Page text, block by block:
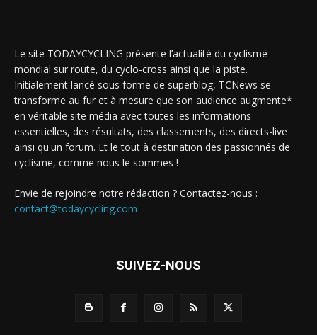
Le site TODAYCYCLING présente l’actualité du cyclisme
mondial sur route, du cyclo-cross ainsi que la piste.
Initialement lancé sous forme de superblog, TCNews se
transforme au fur et à mesure que son audience augmente*
en véritable site média avec toutes les informations
essentielles, des résultats, des classements, des directs-live
ainsi qu'un forum. Et le tout à destination des passionnés de
cyclisme, comme nous le sommes !
Envie de rejoindre notre rédaction ? Contactez-nous :
contact@todaycycling.com
SUIVEZ-NOUS